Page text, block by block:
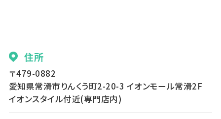
住所
〒479-0882
愛知県常滑市りんくう町2-20-3 イオンモール常滑2F
イオンスタイル付近(専門店内)